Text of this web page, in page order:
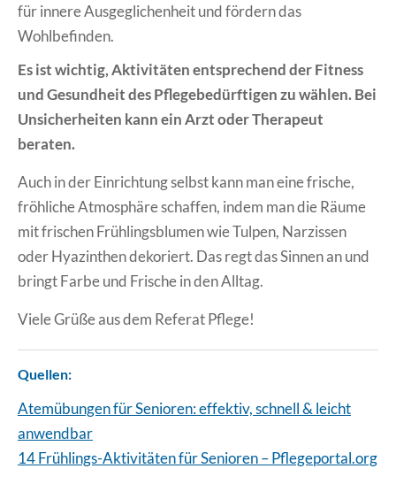
für innere Ausgeglichenheit und fördern das
Wohlbefinden.
Es ist wichtig, Aktivitäten entsprechend der Fitness
und Gesundheit des Pflegebedürftigen zu wählen. Bei
Unsicherheiten kann ein Arzt oder Therapeut
beraten.
Auch in der Einrichtung selbst kann man eine frische,
fröhliche Atmosphäre schaffen, indem man die Räume
mit frischen Frühlingsblumen wie Tulpen, Narzissen
oder Hyazinthen dekoriert. Das regt das Sinnen an und
bringt Farbe und Frische in den Alltag.
Viele Grüße aus dem Referat Pflege!
Quellen:
Atemübungen für Senioren: effektiv, schnell & leicht
anwendbar
14 Frühlings-Aktivitäten für Senioren – Pflegeportal.org